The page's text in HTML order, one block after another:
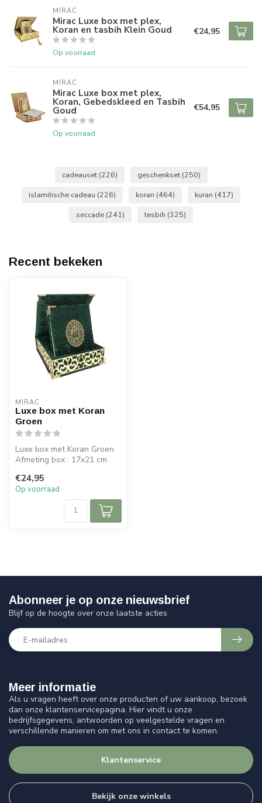
MIRAC
Mirac Luxe box met plex,
Koran en tasbih Klein Goud
Op voorraad
€24,95
MIRAC
Mirac Luxe box met plex,
Koran, Gebedskleed en Tasbih
Goud
Op voorraad
€54,95
cadeauset (226) geschenkset (250)
islamitische cadeau (226) koran (464) kuran (417)
seccade (241) tesbih (325)
Recent bekeken
MIRAC
Luxe box met Koran
Groen
Luxe box met Koran Groen
Afmeting box : 17x21 cm
€24,95
Op voorraad
Meer informatie
Als u vragen heeft over onze producten of uw aankoop, bezoek
dan onze klantenservicepagina. Hier vindt u onze
bedrijfsgegevens, antwoorden op veelgestelde vragen en
verschillende manieren om met ons in contact te komen.
Klantenservice
Bekijk onze winkels
Abonneer je op onze nieuwsbrief
Blijf op de hoogte over onze laatste acties